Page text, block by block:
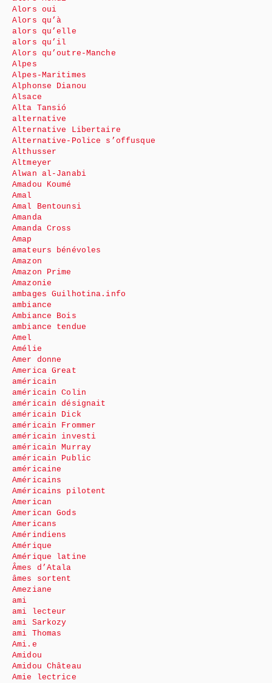
Alors oui
Alors qu’à
alors qu’elle
alors qu’il
Alors qu’outre-Manche
Alpes
Alpes-Maritimes
Alphonse Dianou
Alsace
Alta Tansió
alternative
Alternative Libertaire
Alternative-Police s’offusque
Althusser
Altmeyer
Alwan al-Janabi
Amadou Koumé
Amal
Amal Bentounsi
Amanda
Amanda Cross
Amap
amateurs bénévoles
Amazon
Amazon Prime
Amazonie
ambages Guilhotina.info
ambiance
Ambiance Bois
ambiance tendue
Amel
Amélie
Amer donne
America Great
américain
américain Colin
américain désignait
américain Dick
américain Frommer
américain investi
américain Murray
américain Public
américaine
Américains
Américains pilotent
American
American Gods
Americans
Amérindiens
Amérique
Amérique latine
Âmes d’Atala
âmes sortent
Ameziane
ami
ami lecteur
ami Sarkozy
ami Thomas
Ami.e
Amidou
Amidou Château
Amie lectrice